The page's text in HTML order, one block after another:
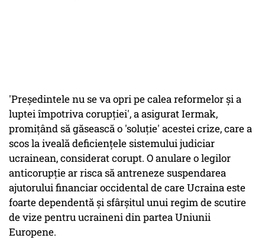
'Preşedintele nu se va opri pe calea reformelor şi a
luptei împotriva corupţiei', a asigurat Iermak,
promiţând să găsească o 'soluţie' acestei crize, care a
scos la iveală deficienţele sistemului judiciar
ucrainean, considerat corupt. O anulare o legilor
anticorupţie ar risca să antreneze suspendarea
ajutorului financiar occidental de care Ucraina este
foarte dependentă şi sfârşitul unui regim de scutire
de vize pentru ucraineni din partea Uniunii
Europene.